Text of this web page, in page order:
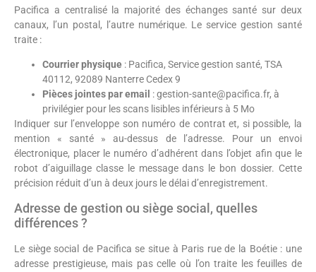
Pacifica a centralisé la majorité des échanges santé sur deux
canaux, l’un postal, l’autre numérique. Le service gestion santé
traite :
Courrier physique : Pacifica, Service gestion santé, TSA
40112, 92089 Nanterre Cedex 9
Pièces jointes par email : gestion-sante@pacifica.fr, à
privilégier pour les scans lisibles inférieurs à 5 Mo
Indiquer sur l’enveloppe son numéro de contrat et, si possible, la
mention « santé » au-dessus de l’adresse. Pour un envoi
électronique, placer le numéro d’adhérent dans l’objet afin que le
robot d’aiguillage classe le message dans le bon dossier. Cette
précision réduit d’un à deux jours le délai d’enregistrement.
Adresse de gestion ou siège social, quelles
différences ?
Le siège social de Pacifica se situe à Paris rue de la Boétie : une
adresse prestigieuse, mais pas celle où l’on traite les feuilles de